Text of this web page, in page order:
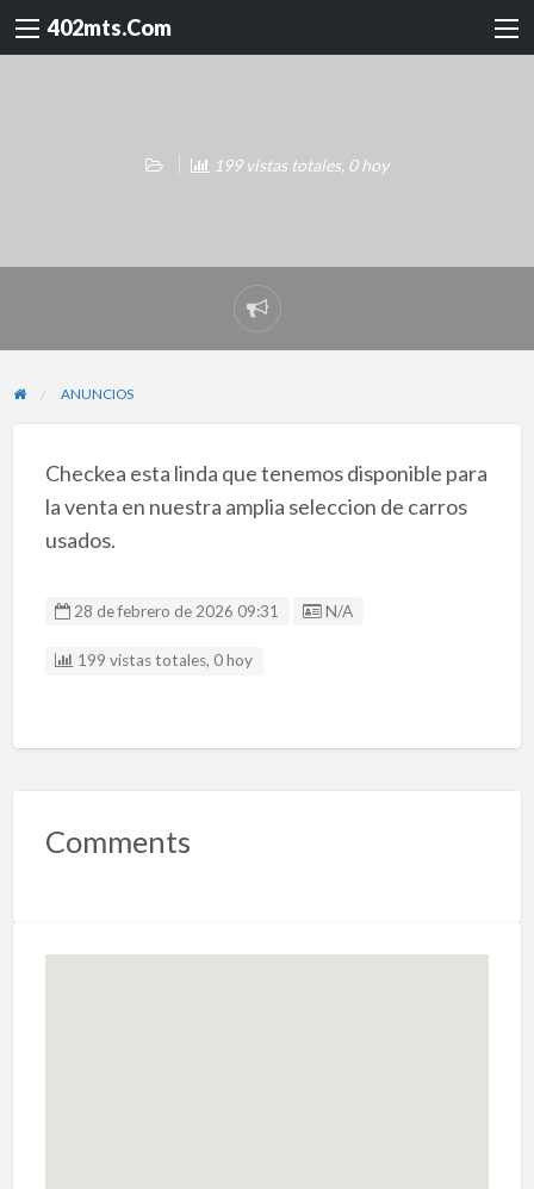
402mts.Com
199 vistas totales, 0 hoy
Reportar
problema
ANUNCIOS
Checkea esta linda que tenemos disponible para
la venta en nuestra amplia seleccion de carros
usados.
28 de febrero de 2026 09:31 Listing ID
N/A
199 vistas totales, 0 hoy
Comments